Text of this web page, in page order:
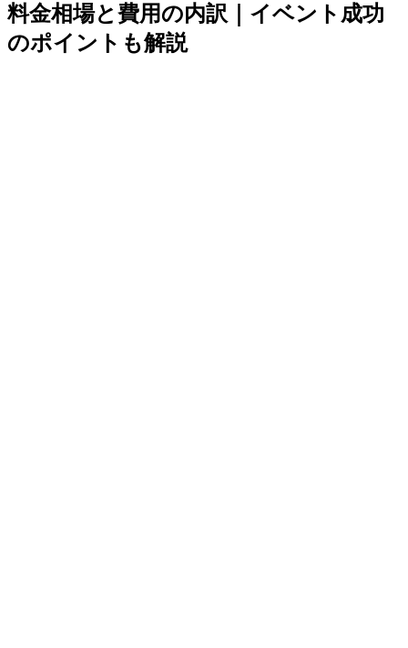
料金相場と費用の内訳｜イベント成功
のポイントも解説